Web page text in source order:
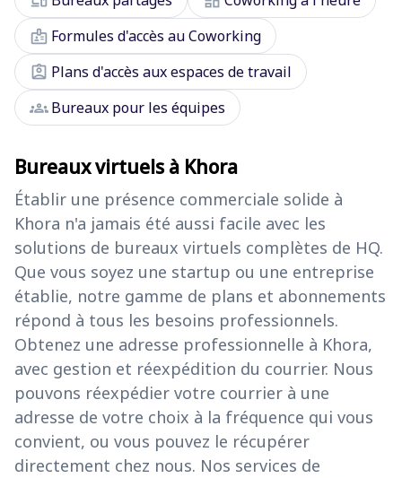
badge Formules d'accès au Coworking
assignment_ind Plans d'accès aux espaces de travail
groupsBureaux pour les équipes
Bureaux virtuels à Khora
Établir une présence commerciale solide à
Khora n'a jamais été aussi facile avec les
solutions de bureaux virtuels complètes de HQ.
Que vous soyez une startup ou une entreprise
établie, notre gamme de plans et abonnements
répond à tous les besoins professionnels.
Obtenez une adresse professionnelle à Khora,
avec gestion et réexpédition du courrier. Nous
pouvons réexpédier votre courrier à une
adresse de votre choix à la fréquence qui vous
convient, ou vous pouvez le récupérer
directement chez nous. Nos services de